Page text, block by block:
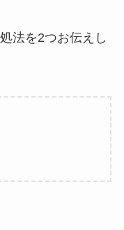
法を2つお伝えし